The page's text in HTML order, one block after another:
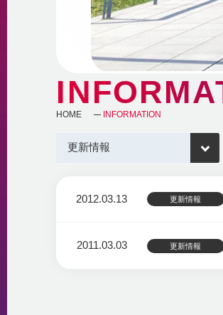
HOME INFORMATION
2012.03.13 更新情報
2011.03.03 更新情報